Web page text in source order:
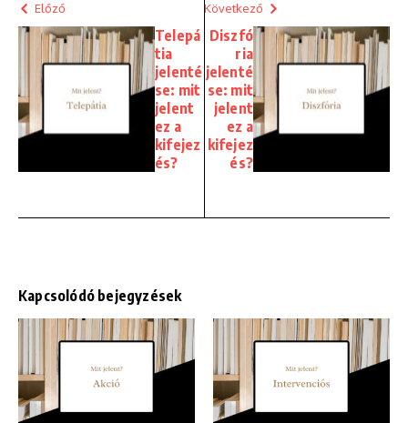
Előző
Telepá
tia
jelenté
se: mit
jelent
ez a
kifejez
és?
Következő
Diszfó
ria
jelenté
se: mit
jelent
ez a
kifejez
és?
Kapcsolódó bejegyzések